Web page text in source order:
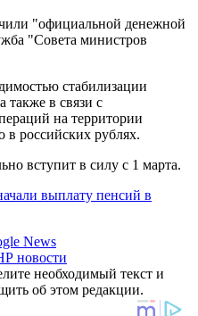
"официальной денежной
"Совета министров
стабилизации
также в связи с
на территории
российских рублях.
вступит в силу с 1 марта.
выплату пенсий в
News
новости
необходимый текст и
об этом редакции.